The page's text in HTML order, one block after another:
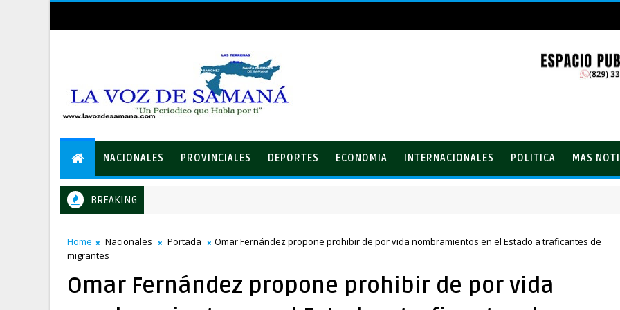
NACIONALES PROVINCIALES DEPORTES ECONOMIA INTERNACIONALES POLITICA MAS
BREAKING
Home Nacionales Portada
Omar Fernández propone prohibir de por vida nombramientos en el Estado a traficantes de
migrantes
Omar Fernández propone prohibir de por vida